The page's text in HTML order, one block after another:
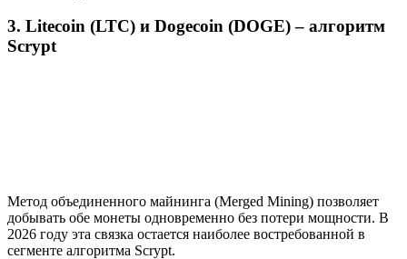
3. Litecoin (LTC) и Dogecoin (DOGE) – алгоритм
Scrypt
Метод объединенного майнинга (Merged Mining) позволяет
добывать обе монеты одновременно без потери мощности. В
2026 году эта связка остается наиболее востребованной в
сегменте алгоритма Scrypt.